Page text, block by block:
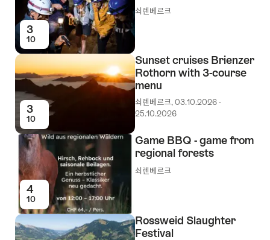
3
10
쇠렌베르크
3
10
Sunset cruises Brienzer
Rothorn with 3-course
menu
쇠렌베르크, 03.10.2026 -
25.10.2026
4
10
Game BBQ - game from
regional forests
쇠렌베르크
Rossweid Slaughter
Festival